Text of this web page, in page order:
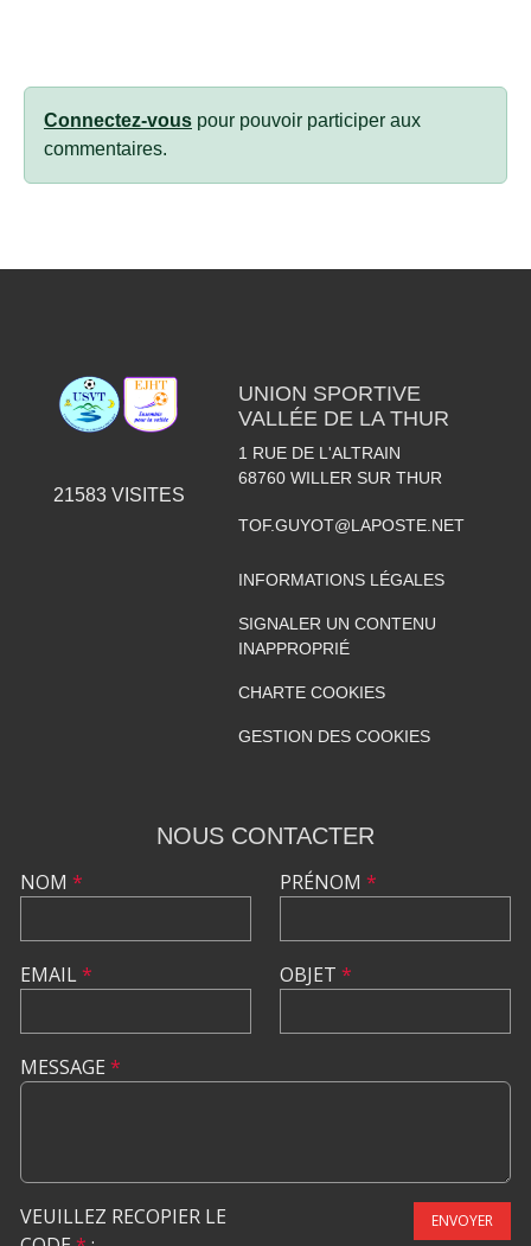
Connectez-vous pour pouvoir participer aux
commentaires.
21583VISITES
UNION SPORTIVE
VALLÉE DE LA THUR
1 RUE DE L'ALTRAIN
68760 WILLER SUR THUR
TOF.GUYOT@LAPOSTE.NET
INFORMATIONS LÉGALES
SIGNALER UN CONTENU
INAPPROPRIÉ
CHARTE COOKIES
GESTION DES COOKIES
NOUS CONTACTER
NOM *
EMAIL*
PRÉNOM *
OBJET *
MESSAGE *
VEUILLEZ RECOPIER LE
ENVOYER